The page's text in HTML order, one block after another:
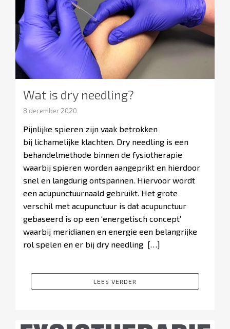
Wat is dry needling?
8 december 2020
Pijnlijke spieren zijn vaak betrokken
bij lichamelijke klachten. Dry needling is een
behandelmethode binnen de fysiotherapie
waarbij spieren worden aangeprikt en hierdoor
snel en langdurig ontspannen. Hiervoor wordt
een acupunctuurnaald gebruikt. Het grote
verschil met acupunctuur is dat acupunctuur
gebaseerd is op een ‘energetisch concept’
waarbij meridianen en energie een belangrijke
rol spelen en er bij dry needling […]
LEES VERDER